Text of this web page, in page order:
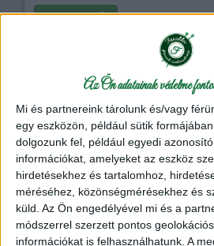
Az Ön adatainak védelme
Mi és partnereink tárolunk és/vagy
egy eszközön, például sütik
dolgozunk fel, például egyedi
információkat, amelyeket az eszköz
hirdetésekhez és tartalomhoz,
méréséhez, közönségmérésekhez és
küld. Az Ön engedélyével mi és a
módszerrel szerzett pontos
információkat is felhasználhatunk. A
Részletek
poliészter
Himalaya Velvet zsenília fonal
A HiMALAYA Velvet zsenília fonal